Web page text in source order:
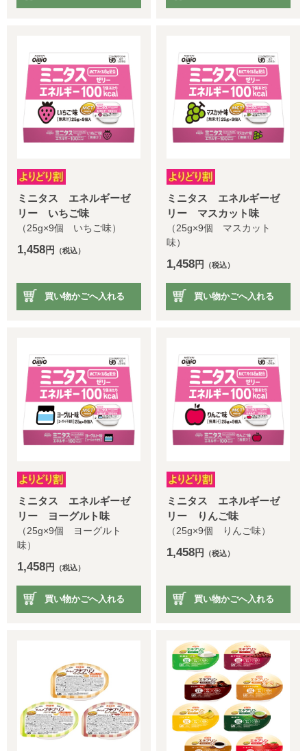
ミニタス エネルギーゼ
リー いちご味
（25g×9個 いちご味）
1,458 円 （税込）
買い物かごへ入れる
ミニタス エネルギーゼ
リー マスカット味
（25g×9個 マスカット
味）
1,458 円 （税込）
買い物かごへ入れる
ミニタス エネルギーゼ
リー ヨーグルト味
（25g×9個 ヨーグルト
味）
1,458 円 （税込）
買い物かごへ入れる
ミニタス エネルギーゼ
リー りんご味
（25g×9個 りんご味）
1,458 円 （税込）
買い物かごへ入れる